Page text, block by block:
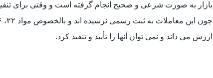
بازار به صورت شرعی و صحیح انجام گرفته است و وقتی برای
ارزش می داند و نمی توان آنها را تأیید و تنفیذ کرد.